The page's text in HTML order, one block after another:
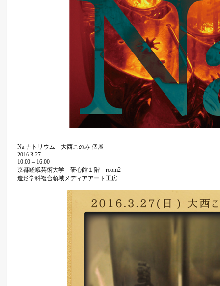
Na ナトリウム 大西このみ 個展
2016.3.27
10:00 – 16:00
京都嵯峨芸術大学 研心館１階 room2
造形学科複合領域メディアアート工房